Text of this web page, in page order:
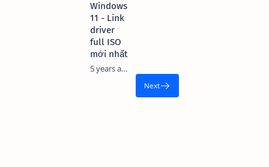
Windows
11 - Link
driver
full ISO
mới nhất
5 years ago